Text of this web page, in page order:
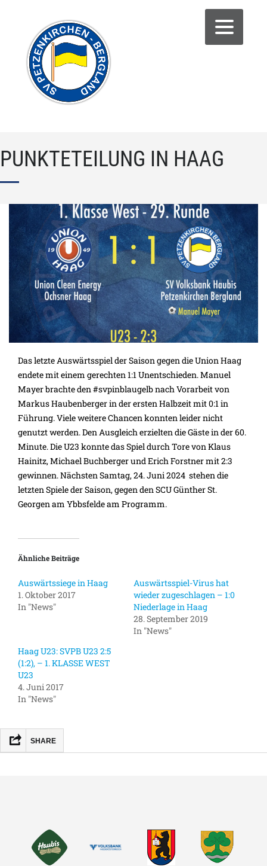
PUNKTETEILUNG IN HAAG
Das letzte Auswärtsspiel der Saison gegen dieUnion Haag
endete mit einem gerechten 1:1 Unentschieden. Manuel
Mayer brachte den#svpinblaugelbnach Vorarbeit von
Markus Haubenbergerin der ersten Halbzeit mit 0:1 in
Führung. Viele weitere Chancen konnten leider nicht
genutzt werden. Den Ausgleich erzielten die Gäste in der 60.
Minute. Die U23 konnte das Spiel durch Tore vonKlaus
Hainitz,Michael Buchbergerund Erich Forstner mit 2:3
gewinnen. Nächsten Samtag, 24. Juni 2024 stehen die
letzten Spiele der Saison, gegen den SCU Günther St.
Georgen am Ybbsfelde am Programm.
Ähnliche Beiträge
Auswärtssiege in Haag
1. Oktober 2017
In "News"
Auswärtsspiel-Virus hat
wieder zugeschlagen – 1:0
Niederlage in Haag
28. September 2019
In "News"
Haag U23: SVPB U23 2:5
(1:2), – 1. KLASSE WEST
U23
4. Juni 2017
In "News"
SHARE
TEILEN